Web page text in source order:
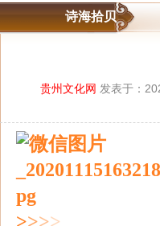
诗海拾贝
贵州文化网 发表于：
>>>>